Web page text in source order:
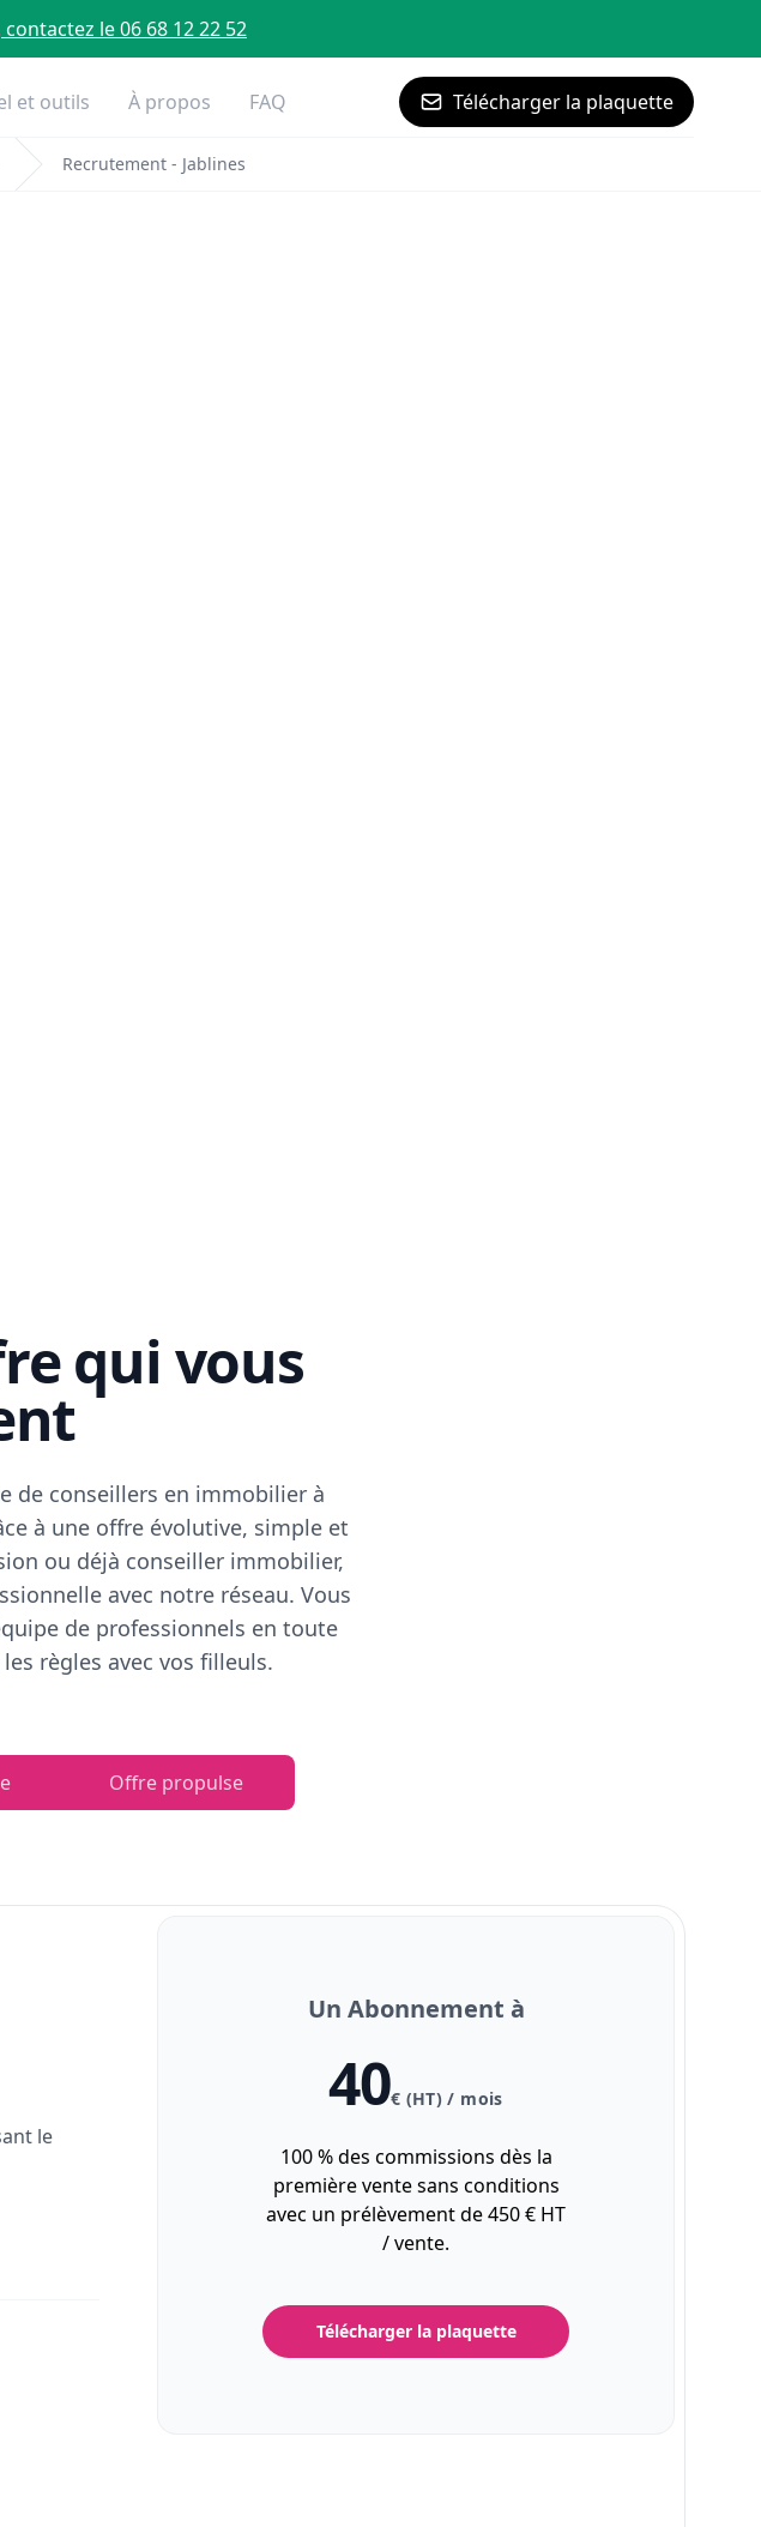
le 06 68 12 22 52
et outils À propos FAQ Télécharger la plaquette
Recrutement - Jablines
qui vous
de conseillers en immobilier à
à une offre évolutive, simple et
ou déjà conseiller immobilier,
avec notre réseau. Vous
de professionnels en toute
règles avec vos filleuls.
Offre propulse
le
Un Abonnement à
40€ (HT) / mois
100 % des commissions dès la
première vente sans conditions
avec un prélèvement de 450 € HT
/ vente.
Télécharger la plaquette